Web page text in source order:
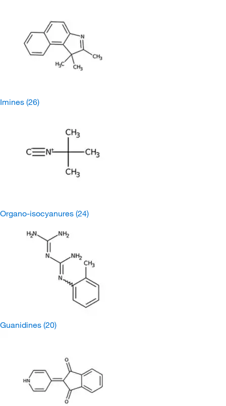
Imines (26)
Organo-isocyanures (24)
Guanidines (20)